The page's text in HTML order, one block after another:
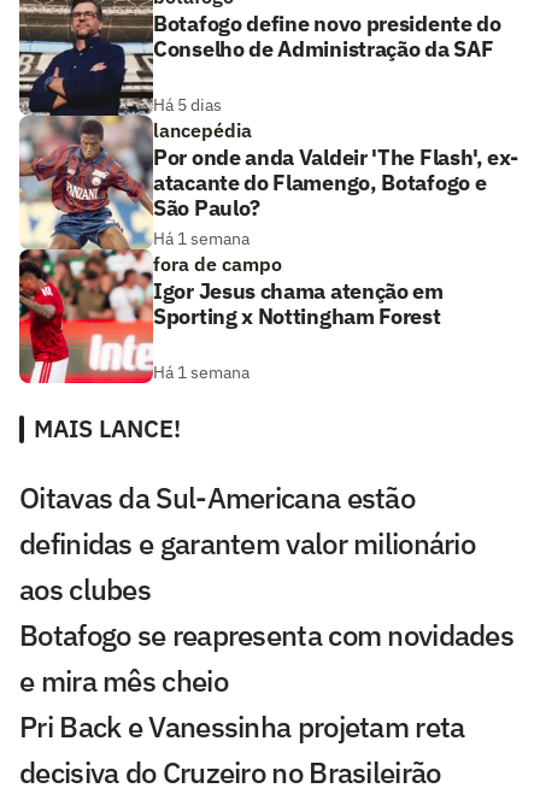
Botafogo define novo presidente do
Conselho de Administração da SAF
Há 5 dias
lancepédia
Por onde anda Valdeir 'The Flash', ex-
atacante do Flamengo, Botafogo e
São Paulo?
Há 1 semana
fora de campo
Igor Jesus chama atenção em
Sporting x Nottingham Forest
Há 1 semana
MAIS LANCE!
Oitavas da Sul-Americana estão
definidas e garantem valor milionário
aos clubes
Botafogo se reapresenta com novidades
e mira mês cheio
Pri Back e Vanessinha projetam reta
decisiva do Cruzeiro no Brasileirão